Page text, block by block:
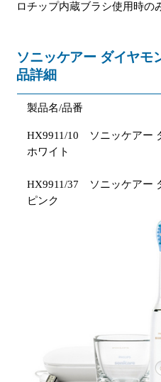
ロチップ内蔵ブラシ使用時の
ソニッケアー ダイヤモ
品詳細
製品名/品番
HX9911/10 ソニッケアー
ホワイト
HX9911/37 ソニッケアー
ピンク